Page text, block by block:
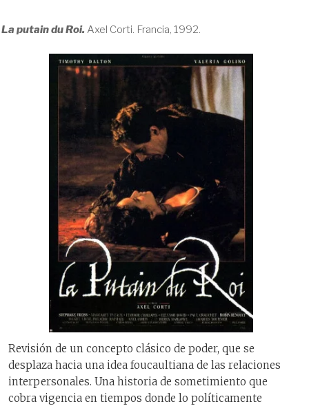
La putain du Roi. Axel Corti. Francia, 1992.
Revisión de un concepto clásico de poder, que se
desplaza hacia una idea foucaultiana de las relaciones
interpersonales. Una historia de sometimiento que
cobra vigencia en tiempos donde lo políticamente